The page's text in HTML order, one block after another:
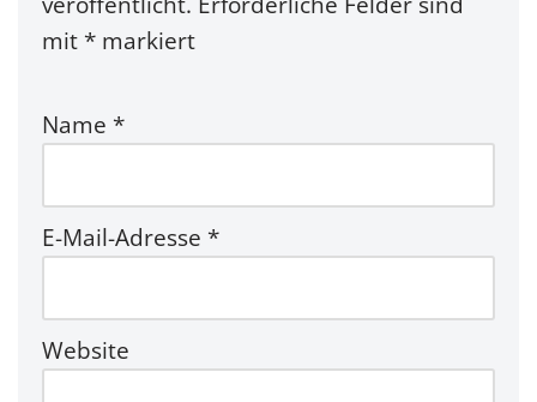
mit * markiert
Name *
E-Mail-Adresse *
Website